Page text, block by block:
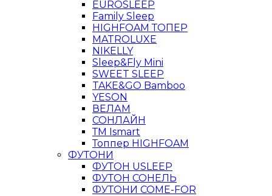
EUROSLEEP
Family Sleep
HIGHFOAM ТОПЕР
MATROLUXE
NIKELLY
Sleep&Fly Mini
SWEET SLEEP
TAKE&GO Bamboo
YESON
ВЕЛАМ
СОНЛАЙН
ТМ Ismart
Топпер HIGHFOAM
ФУТОНИ
ФУТОН USLEEP
ФУТОН СОНЕЛЬ
ФУТОНИ COME-FOR